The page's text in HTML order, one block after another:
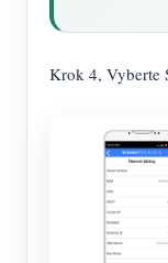
Krok 4, Vyberte